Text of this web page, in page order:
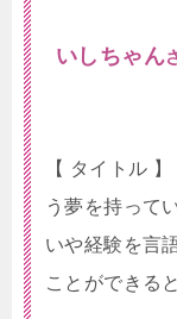
いしちゃん
【 タイトル
う夢を持って
いや経験を言
ことができる